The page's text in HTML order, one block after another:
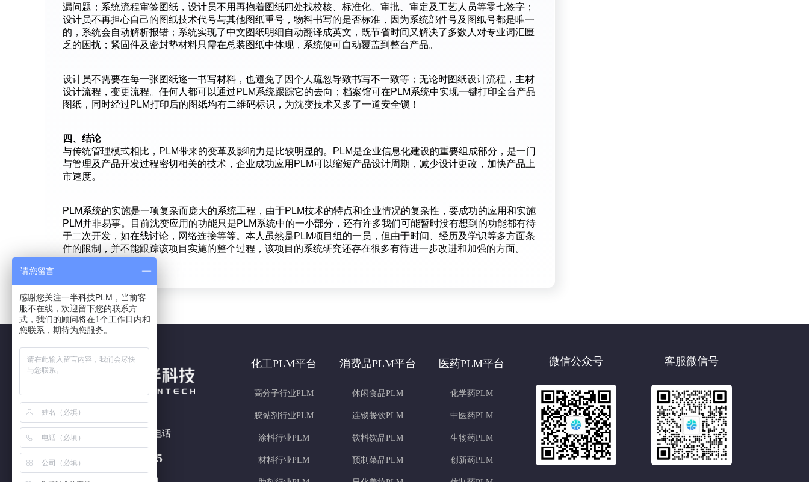
漏问题；系统流程审签图纸，设计员不用再抱着图纸四处找校核、标准化、审批、审定及工艺人员等零七签字；
设计员不再担心自己的图纸技术代号与其他图纸重号，物料书写的是否标准，因为系统部件号及图纸号都是唯一
的，系统会自动解析报错；系统实现了中文图纸明细自动翻译成英文，既节省时间又解决了多数人对专业词汇匮
乏的困扰；紧固件及密封垫材料只需在总装图纸中体现，系统便可自动覆盖到整台产品。
设计员不需要在每一张图纸逐一书写材料，也避免了因个人疏忽导致书写不一致等；无论时图纸设计流程，主材
设计流程，变更流程。任何人都可以通过PLM系统跟踪它的去向；档案馆可在PLM系统中实现一键打印全台产品
图纸，同时经过PLM打印后的图纸均有二维码标识，为沈变技术又多了一道安全锁！
四、结论
与传统管理模式相比，PLM带来的变革及影响力是比较明显的。PLM是企业信息化建设的重要组成部分，是一门
与管理及产品开发过程密切相关的技术，企业成功应用PLM可以缩短产品设计周期，减少设计更改，加快产品上
市速度。
PLM系统的实施是一项复杂而庞大的系统工程，由于PLM技术的特点和企业情况的复杂性，要成功的应用和实施
PLM并非易事。目前沈变应用的功能只是PLM系统中的一小部分，还有许多我们可能暂时没有想到的功能都有待
于二次开发，如在线讨论，网络连接等等。本人虽然是PLM项目组的一员，但由于时间、经历及学识等多方面条
件的限制，并不能跟踪该项目实施的整个过程，该项目的系统研究还存在很多有待进一步改进和加强的方面。
7x24h 全国热线电话
180 5877 3415
化工PLM平台
高分子行业PLM
胶黏剂行业PLM
涂料行业PLM
材料行业PLM
消费品PLM平台
休闲食品PLM
连锁餐饮PLM
饮料饮品PLM
预制菜品PLM
医药PLM平台
化学药PLM
中医药PLM
生物药PLM
创新药PLM
微信公众号 客服微信号
请您留言
感谢您关注一半科技PLM，当前客
服不在线，欢迎留下您的联系方
式，我们的顾问将在1个工作日内和
您联系，期待为您服务。